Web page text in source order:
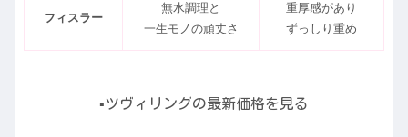
フィスラー
無水調理と
一生モノの頑丈さ
重厚感があり
ずっしり重め
▪️ツヴィリングの最新価格を見る